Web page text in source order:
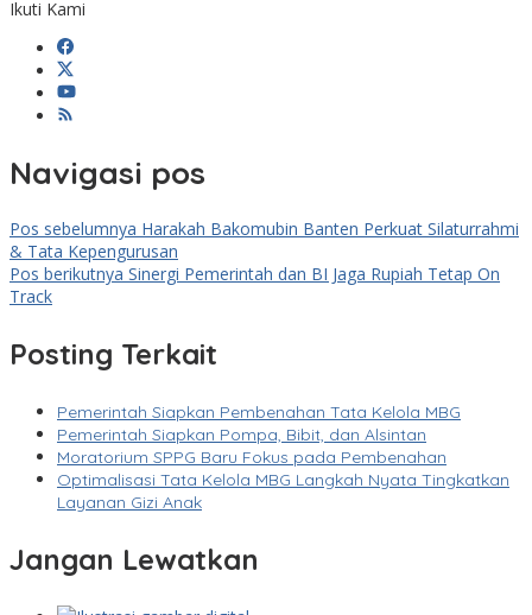
Ikuti Kami
Navigasi pos
Pos sebelumnya Harakah Bakomubin Banten Perkuat Silaturrahmi
& Tata Kepengurusan
Pos berikutnya Sinergi Pemerintah dan BI Jaga Rupiah Tetap On
Track
Posting Terkait
Pemerintah Siapkan Pembenahan Tata Kelola MBG
Pemerintah Siapkan Pompa, Bibit, dan Alsintan
Moratorium SPPG Baru Fokus pada Pembenahan
Optimalisasi Tata Kelola MBG Langkah Nyata Tingkatkan
Layanan Gizi Anak
Jangan Lewatkan